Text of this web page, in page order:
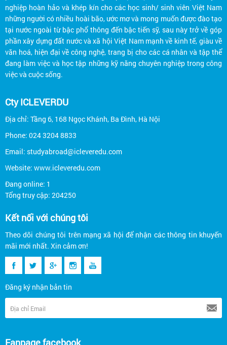
nghiệp hoàn hảo và khép kín cho các học sinh/ sinh viên Việt Nam
những người có nhiều hoài bão, ước mơ và mong muốn được đào tạo
tại nước ngoài từ bậc phổ thông đến bậc tiến sỹ, sau này trở về góp
phần xây dựng đất nước và xã hội Việt Nam mạnh về kinh tế, giàu về
văn hoá, hiện đại về công nghệ, trang bị cho các cá nhân và tập thể
đang làm việc và học tập những kỹ năng chuyên nghiệp trong công
việc và cuộc sống.
Cty ICLEVERDU
Địa chỉ: Tầng 6, 168 Ngọc Khánh, Ba Đình, Hà Nội
Phone: 024 3204 8833
Email: studyabroad@icleveredu.com
Website: www.icleveredu.com
Đang online: 1
Tổng truy cập: 204250
Kết nối với chúng tôi
Theo dõi chúng tôi trên mạng xã hội để nhận các thông tin khuyến
mãi mới nhất. Xin cảm ơn!
Đăng ký nhận bản tin
Fanpage facebook